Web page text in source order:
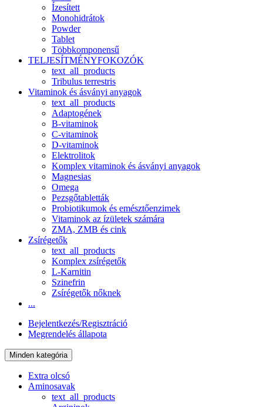
Ízesített
Monohidrátok
Powder
Tablet
Többkomponensű
TELJESÍTMÉNYFOKOZÓK
text_all_products
Tribulus terrestris
Vitaminok és ásványi anyagok
text_all_products
Adaptogének
B-vitaminok
C-vitaminok
D-vitaminok
Elektrolitok
Komplex vitaminok és ásványi anyagok
Magnesias
Omega
Pezsgőtabletták
Probiotikumok és emésztőenzimek
Vitaminok az ízületek számára
ZMA, ZMB és cink
Zsírégetők
text_all_products
Komplex zsírégetők
L-Karnitin
Szinefrin
Zsírégetők nőknek
...
Bejelentkezés/Regisztráció
Megrendelés állapota
Minden kategória
Extra olcsó
Aminosavak
text_all_products